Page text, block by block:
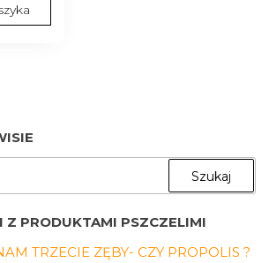
Z PRODUKTAMI PSZCZELIMI
TRZECIE ZĘBY- CZY PROPOLIS ?